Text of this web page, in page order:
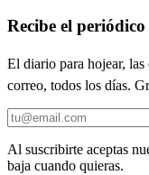
Recibe el
El diario para hojear,
correo, todos los días.
Al suscribirte aceptas
baja cuando quieras.